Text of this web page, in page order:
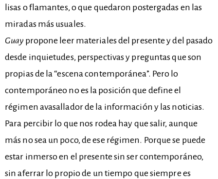
lisas o flamantes, o que quedaron postergadas en las
miradas más usuales.
Guay propone leer materiales del presente y del pasado
desde inquietudes, perspectivas y preguntas que son
propias de la “escena contemporánea”. Pero lo
contemporáneo no es la posición que define el
régimen avasallador de la información y las noticias.
Para percibir lo que nos rodea hay que salir, aunque
más no sea un poco, de ese régimen. Porque se puede
estar inmerso en el presente sin ser contemporáneo,
sin aferrar lo propio de un tiempo que siempre es